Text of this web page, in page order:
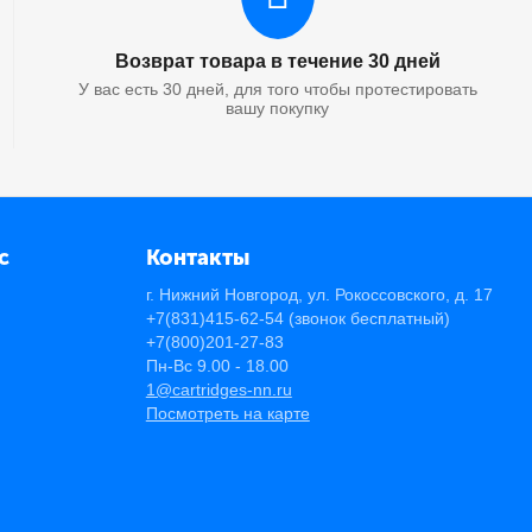
Возврат товара в течение 30 дней
У вас есть 30 дней, для того чтобы протестировать
вашу покупку
Контакты
г. Нижний Новгород, ул. Рокоссовского, д. 17
+7(831)415-62-54(звонок бесплатный)
+7(800)201-27-83
Пн-Вс 9.00 - 18.00
1@cartridges-nn.ru
Посмотреть на карте